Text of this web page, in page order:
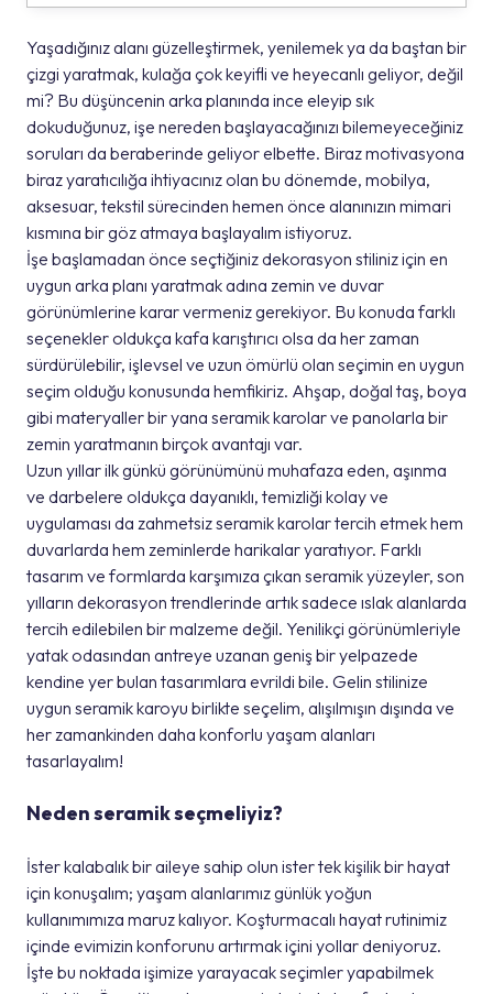
Yaşadığınız alanı güzelleştirmek, yenilemek ya da baştan bir
çizgi yaratmak, kulağa çok keyifli ve heyecanlı geliyor, değil
mi? Bu düşüncenin arka planında ince eleyip sık
dokuduğunuz, işe nereden başlayacağınızı bilemeyeceğiniz
soruları da beraberinde geliyor elbette. Biraz motivasyona
biraz yaratıcılığa ihtiyacınız olan bu dönemde, mobilya,
aksesuar, tekstil sürecinden hemen önce alanınızın mimari
kısmına bir göz atmaya başlayalım istiyoruz.
İşe başlamadan önce seçtiğiniz dekorasyon stiliniz için en
uygun arka planı yaratmak adına zemin ve duvar
görünümlerine karar vermeniz gerekiyor. Bu konuda farklı
seçenekler oldukça kafa karıştırıcı olsa da her zaman
sürdürülebilir, işlevsel ve uzun ömürlü olan seçimin en uygun
seçim olduğu konusunda hemfikiriz. Ahşap, doğal taş, boya
gibi materyaller bir yana seramik karolar ve panolarla bir
zemin yaratmanın birçok avantajı var.
Uzun yıllar ilk günkü görünümünü muhafaza eden, aşınma
ve darbelere oldukça dayanıklı, temizliği kolay ve
uygulaması da zahmetsiz seramik karolar tercih etmek hem
duvarlarda hem zeminlerde harikalar yaratıyor. Farklı
tasarım ve formlarda karşımıza çıkan seramik yüzeyler, son
yılların dekorasyon trendlerinde artık sadece ıslak alanlarda
tercih edilebilen bir malzeme değil. Yenilikçi görünümleriyle
yatak odasından antreye uzanan geniş bir yelpazede
kendine yer bulan tasarımlara evrildi bile. Gelin stilinize
uygun seramik karoyu birlikte seçelim, alışılmışın dışında ve
her zamankinden daha konforlu yaşam alanları
tasarlayalım!
Neden seramik seçmeliyiz?
İster kalabalık bir aileye sahip olun ister tek kişilik bir hayat
için konuşalım; yaşam alanlarımız günlük yoğun
kullanımımıza maruz kalıyor. Koşturmacalı hayat rutinimiz
içinde evimizin konforunu artırmak içini yollar deniyoruz.
İşte bu noktada işimize yarayacak seçimler yapabilmek